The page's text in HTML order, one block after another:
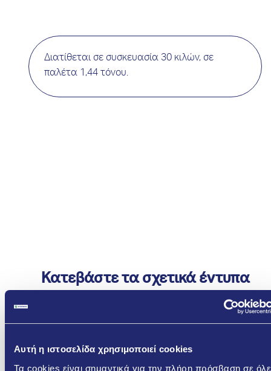
Αυτή η ιστοσελίδα χρησιμοποιεί cookies
Τα cookies είναι σημαντικά για την πλήρη πρόσβαση σε
Διατίθεται σε συσκευασία 30 κιλών, σε
παλέτα 1,44 τόνου.
Κατεβάστε τα σχετικά έντυπα
ERGOSOL - ΓΚΡΙ ΤΣΙΜΕΝΤΟΕΙΔΕΣ ΚΟΝΙΑΜΑ